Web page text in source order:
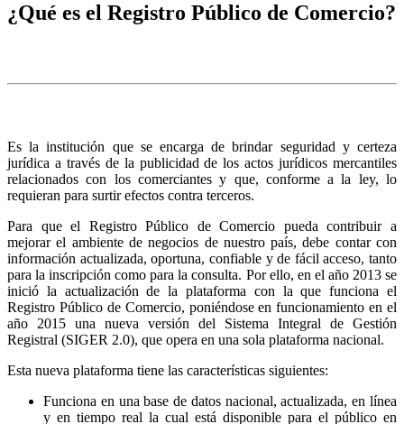
¿Qué es el Registro Público de Comercio?
Es la institución que se encarga de brindar seguridad y certeza
jurídica a través de la publicidad de los actos jurídicos mercantiles
relacionados con los comerciantes y que, conforme a la ley, lo
requieran para surtir efectos contra terceros.
Para que el Registro Público de Comercio pueda contribuir a
mejorar el ambiente de negocios de nuestro país, debe contar con
información actualizada, oportuna, confiable y de fácil acceso, tanto
para la inscripción como para la consulta. Por ello, en el año 2013 se
inició la actualización de la plataforma con la que funciona el
Registro Público de Comercio, poniéndose en funcionamiento en el
año 2015 una nueva versión del Sistema Integral de Gestión
Registral (SIGER 2.0), que opera en una sola plataforma nacional.
Esta nueva plataforma tiene las características siguientes:
Funciona en una base de datos nacional, actualizada, en línea
y en tiempo real la cual está disponible para el público en